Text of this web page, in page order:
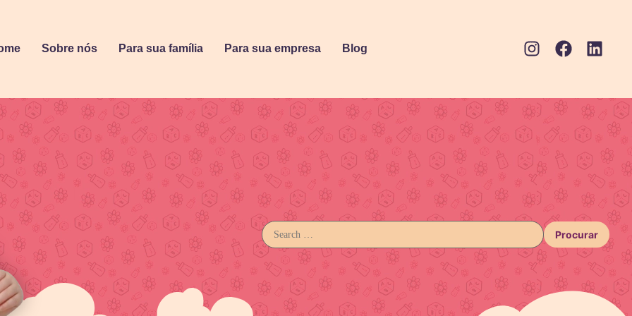
Sobre nós Para sua família Para sua empresa Blog
Procurar